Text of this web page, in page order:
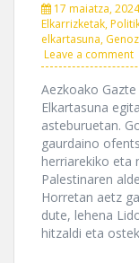
17 maiatza, 2024
Elkarrizketak,
elkartasuna,
Leave a comment
Aezkoako
Elkartasuna
asteburuetan.
gaurdaino
herriarekiko eta
Palestinaren
Horretan aetz
dute, lehena
hitzaldi eta